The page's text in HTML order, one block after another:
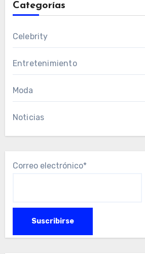
Categorías
Celebrity
Entretenimiento
Moda
Noticias
Correo electrónico*